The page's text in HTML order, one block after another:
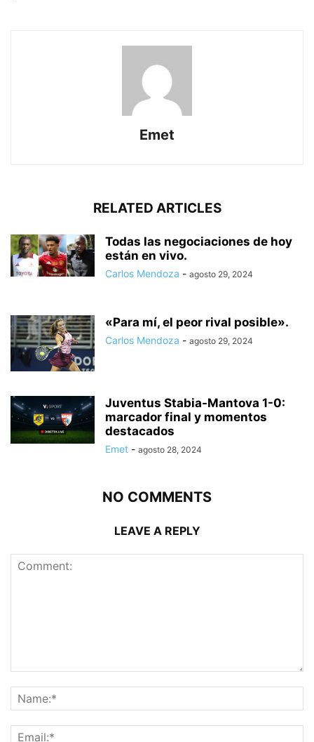
Emet
RELATED ARTICLES
Todas las negociaciones de hoy
están en vivo.
Carlos Mendoza - agosto 29, 2024
«Para mí, el peor rival posible».
Carlos Mendoza - agosto 29, 2024
Juventus Stabia-Mantova 1-0:
marcador final y momentos
destacados
Emet - agosto 28, 2024
NO COMMENTS
LEAVE A REPLY